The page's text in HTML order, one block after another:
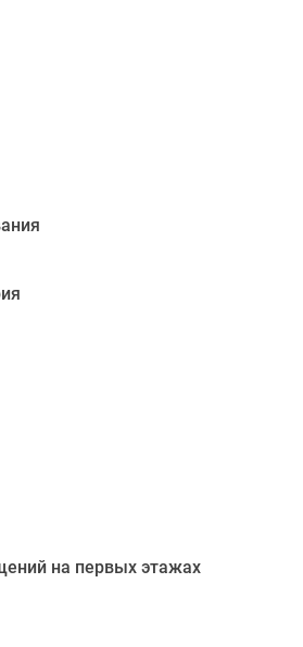
на первых этажах